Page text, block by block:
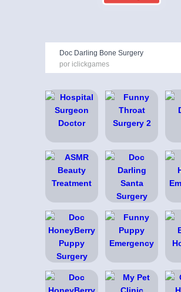
Doc Darling Bone Surgery
por iclickgames